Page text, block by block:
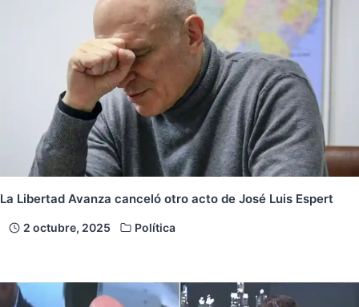
La Libertad Avanza canceló otro acto de José Luis Espert
2 octubre, 2025 Política